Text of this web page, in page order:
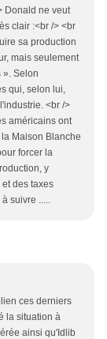
Donald ne veut
clair :<br /> <br
sa production
mais seulement
». Selon
qui, selon lui,
<br />
américains ont
Maison Blanche
forcer la
y
des taxes
suivre .....
ces derniers
la situation à
ainsi qu'Idlib